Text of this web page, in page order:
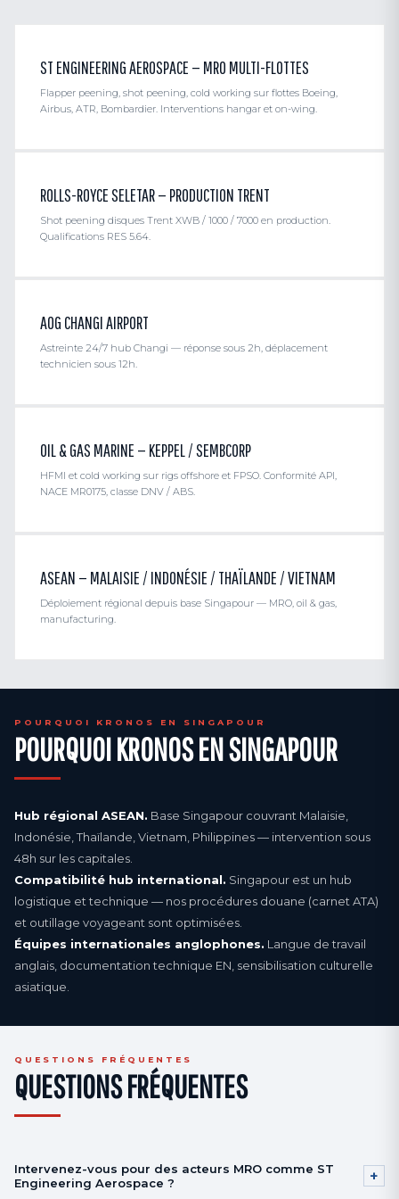
ST ENGINEERING AEROSPACE — MRO MULTI-FLOTTES
Flapper peening, shot peening, cold working sur flottes Boeing,
Airbus, ATR, Bombardier. Interventions hangar et on-wing.
ROLLS-ROYCE SELETAR — PRODUCTION TRENT
Shot peening disques Trent XWB / 1000 / 7000 en production.
Qualifications RES 5.64.
AOG CHANGI AIRPORT
Astreinte 24/7 hub Changi — réponse sous 2h, déplacement
technicien sous 12h.
OIL & GAS MARINE — KEPPEL / SEMBCORP
HFMI et cold working sur rigs offshore et FPSO. Conformité API,
NACE MR0175, classe DNV / ABS.
ASEAN — MALAISIE / INDONÉSIE / THAÏLANDE / VIETNAM
Déploiement régional depuis base Singapour — MRO, oil & gas,
manufacturing.
POURQUOI KRONOS EN SINGAPOUR
POURQUOI KRONOS EN SINGAPOUR
Hub régional ASEAN. Base Singapour couvrant Malaisie,
Indonésie, Thaïlande, Vietnam, Philippines — intervention sous
48h sur les capitales.
Compatibilité hub international. Singapour est un hub
logistique et technique — nos procédures douane (carnet ATA)
et outillage voyageant sont optimisées.
Équipes internationales anglophones. Langue de travail
anglais, documentation technique EN, sensibilisation culturelle
asiatique.
QUESTIONS FRÉQUENTES
QUESTIONS FRÉQUENTES
Intervenez-vous pour des acteurs MRO comme ST
Engineering Aerospace ?
+